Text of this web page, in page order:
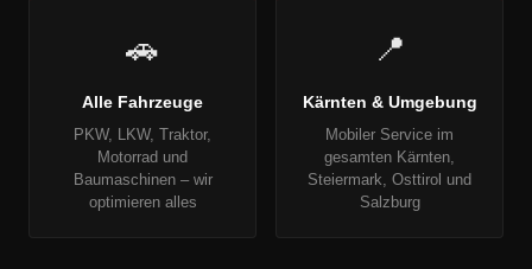
🚗
Alle Fahrzeuge
PKW, LKW, Traktor,
Motorrad und
Baumaschinen – wir
optimieren alles
📍
Kärnten & Umgebung
Mobiler Service im
gesamten Kärnten,
Steiermark, Osttirol und
Salzburg